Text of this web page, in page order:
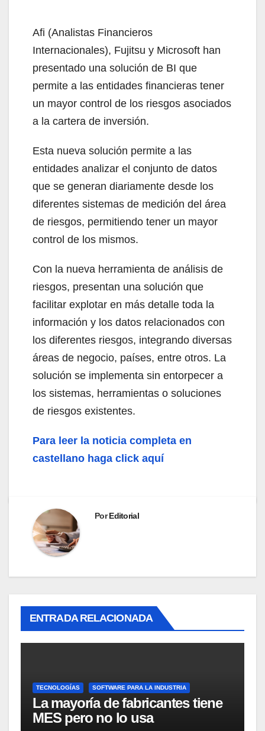
Afi (Analistas Financieros
Internacionales), Fujitsu y Microsoft han
presentado una solución de BI que
permite a las entidades financieras tener
un mayor control de los riesgos asociados
a la cartera de inversión.
Esta nueva solución permite a las
entidades analizar el conjunto de datos
que se generan diariamente desde los
diferentes sistemas de medición del área
de riesgos, permitiendo tener un mayor
control de los mismos.
Con la nueva herramienta de análisis de
riesgos, presentan una solución que
facilitar explotar en más detalle toda la
información y los datos relacionados con
los diferentes riesgos, integrando diversas
áreas de negocio, países, entre otros. La
solución se implementa sin entorpecer a
los sistemas, herramientas o soluciones
de riesgos existentes.
Para leer la noticia completa en
castellano haga click aquí
PorEditorial
ENTRADA RELACIONADA
TECNOLOGÍAS SOFTWARE PARA LA INDUSTRIA
La mayoría de fabricantes tiene
MES pero no lo usa